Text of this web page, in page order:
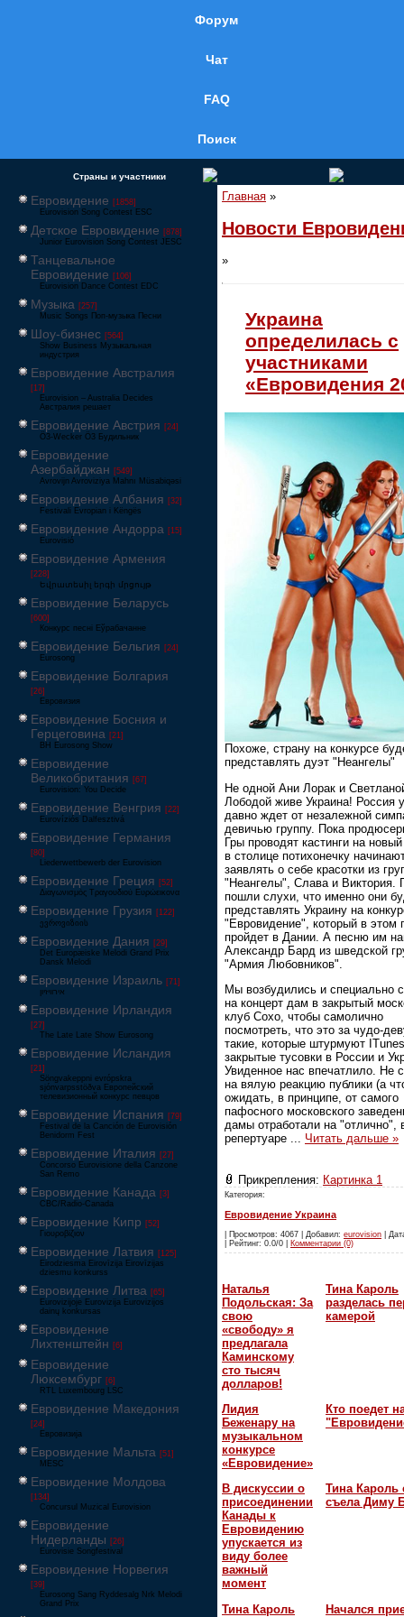
Форум
Чат
FAQ
Поиск
Страны и участники
Евровидение [1858]
Eurovision Song Contest ESC
Детское Евровидение [878]
Junior Eurovision Song Contest JESC
Танцевальное
Евровидение [106]
Eurovision Dance Contest EDC
Музыка [257]
Music Songs Поп-музыка Песни
Шоу-бизнес [564]
Show Business Музыкальная
индустрия
Евровидение Австралия
[17]
Eurovision – Australia Decides
Австралия решает
Евровидение Австрия [24]
Ö3-Wecker Ö3 Будильник
Евровидение
Азербайджан [549]
Avrovijn Avroviziya Mahnı Müsabiqəsi
Евровидение Албания [32]
Festivali Evropian i Këngës
Евровидение Андорра [15]
Eurovisió
Евровидение Армения
[228]
Եվրատեսիլ երգի մրցույթ
Евровидение Беларусь
[600]
Конкурс песні Еўрабачанне
Евровидение Бельгия [24]
Eurosong
Евровидение Болгария
[26]
Евровизия
Евровидение Босния и
Герцеговина [21]
BH Eurosong Show
Евровидение
Великобритания [67]
Eurovision: You Decide
Евровидение Венгрия [22]
Eurovíziós Dalfesztivá
Евровидение Германия
[80]
Liederwettbewerb der Eurovision
Евровидение Греция [52]
Διαγωνισμός Τραγουδιού Ευρώεικονα
Евровидение Грузия [122]
ევროვიზიის
Евровидение Дания [29]
Det Europæiske Melodi Grand Prix
Dansk Melodi
Евровидение Израиль [71]
‏אירוויזיון
Евровидение Ирландия
[27]
The Late Late Show Eurosong
Евровидение Исландия
[21]
Söngvakeppni evrópskra
sjónvarpsstöðva Европейский
телевизионный конкурс певцов
Евровидение Испания [79]
Festival de la Canción de Eurovisión
Benidorm Fest
Евровидение Италия [27]
Concorso Eurovisione della Canzone
San Remo
Евровидение Канада [3]
CBC/Radio-Canada
Евровидение Кипр [52]
Γιουροβίζιον
Евровидение Латвия [125]
Eirodziesma Eirovīzija Eirovīzijas
dziesmu konkurss
Евровидение Литва [65]
Eurovizijoje Eurovizija Eurovizijos
dainų konkursas
Евровидение
Лихтенштейн [6]
Евровидение
Люксембург [6]
RTL Luxembourg LSC
Евровидение Македония
[24]
Евровизија
Евровидение Мальта [51]
MESC
Евровидение Молдова
[134]
Concursul Muzical Eurovision
Евровидение
Нидерланды [26]
Eurovisie Songfestival
Евровидение Норвегия
[39]
Eurosong Sang Ryddesalg Nrk Melodi
Grand Prix
Главная »
Новости
»
Украина
определилась с
участниками
«Евровидения
Похоже, страну на конкурсе
представлять дуэт "Неангелы"
Не одной Ани Лорак и
Лободой живе Украина! Россия
давно ждет от незалежной
девичью группу. Пока
Гры проводят кастинги на
в столице потихонечку
заявлять о себе красотки из
"Неангелы", Слава и Виктория.
пошли слухи, что именно они
представлять Украину на
"Евровидение", который в этом
пройдет в Дании. А песню им
Александр Бард из шведской
"Армия Любовников".
Мы возбудились и специально
на концерт дам в закрытый
клуб Сохо, чтобы самолично
посмотреть, что это за чудо-
такие, которые штурмуют
закрытые тусовки в России и
Увиденное нас впечатлило. Не
на вялую реакцию публики (а
ожидать, в принципе, от самого
пафосного московского
дамы отработали на "отлично",
репертуаре
Читать дальше »
Прикрепления: Картинка 1
Категория:
Евровидение Украина
| Просмотров: 4067 | Добавил: eurovision |
| Рейтинг: 0.0/0 | Комментарии (0)
Наталья
Подольская: За
свою
«свободу» я
предлагала
Каминскому
сто тысяч
долларов!
Тина Кароль
разделась
камерой
Лидия
Беженару на
музыкальном
конкурсе
«Евровидение»
Кто поедет
В дискуссии о
присоединении
Канады к
Евровидению
упускается из
виду более
важный
момент
Тина Кароль
съела Диму
Тина Кароль
Начался